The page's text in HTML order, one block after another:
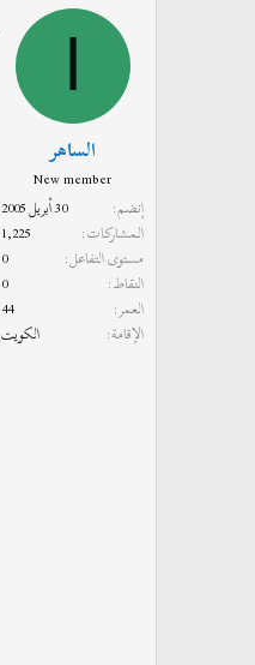
ئ
و
ع
ل
ب
د
الساهر
New member
إنضم
30 أبريل 2005
المشاركات
1,225
مستوى التفاعل
0
النقاط
0
العمر
44
الإقامة
الكويت